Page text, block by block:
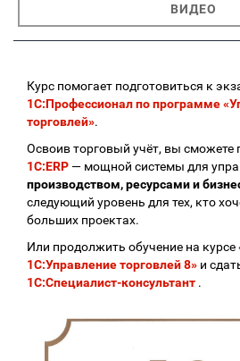
ВИДЕО
Курс помогает подготовиться к
1С:Профессионал по программе
торговлей».
Освоив торговый учёт, вы сможете
1С:ERP — мощной системы для
производством, ресурсами и
следующий уровень для тех, кто
больших проектах.
Или продолжить обучение на курсе
1С:Управление торговлей 8» и
1С:Специалист-консультант .